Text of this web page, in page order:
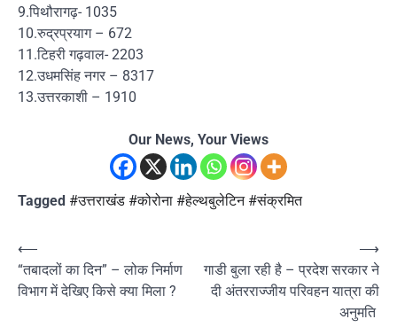
9.पिथौरागढ़- 1035
10.रुद्रप्रयाग – 672
11.टिहरी गढ़वाल- 2203
12.उधमसिंह नगर – 8317
13.उत्तरकाशी – 1910
Our News, Your Views
Tagged #उत्तराखंड #कोरोना #हेल्थबुलेटिन #संक्रमित
Post
navigation
⟵
“तबादलों का दिन” – लोक निर्माण
विभाग में देखिए किसे क्या मिला ?
गाडी बुला रही है – प्रदेश सरकार ने
दी अंतरराज्जीय परिवहन यात्रा की
अनुमति
⟶